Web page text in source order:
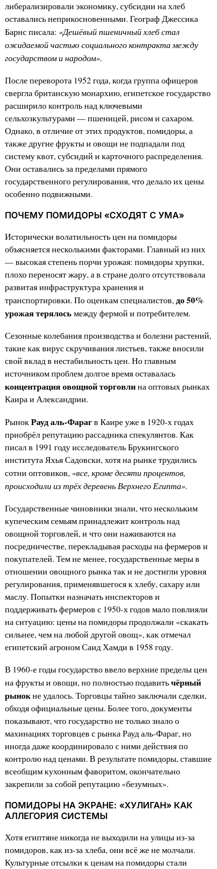
либерализировали экономику, субсидии на хлеб
оставались неприкосновенными. Географ Джессика
Барнс писала: «Дешёвый пшеничный хлеб стал
ожидаемой частью социального контракта между
государством и народом».
После переворота 1952 года, когда группа офицеров
свергла британскую монархию, египетское государство
расширило контроль над ключевыми
сельхозкультурами — пшеницей, рисом и сахаром.
Однако, в отличие от этих продуктов, помидоры, а
также другие фрукты и овощи не подпадали под
систему квот, субсидий и карточного распределения.
Они оставались за пределами прямого
государственного регулирования, что делало их цены
особенно подвижными.
ПОЧЕМУ ПОМИДОРЫ «СХОДЯТ С УМА»
Исторически волатильность цен на помидоры
объясняется несколькими факторами. Главный из них
— высокая степень порчи урожая: помидоры хрупки,
плохо переносят жару, а в стране долго отсутствовала
развитая инфраструктура хранения и
транспортировки. По оценкам специалистов,до 50%
урожая терялось между фермой и потребителем.
Сезонные колебания производства и болезни растений,
такие как вирус скручивания листьев, также вносили
свой вклад в нестабильность цен. Но главным
источником проблем долгое время оставалась
концентрация овощной торговлина оптовых рынках
Каира и Александрии.
РынокРауд аль-Фарагв Каире уже в 1920-х годах
приобрёл репутацию рассадника спекулянтов. Как
писал в 1991 году исследователь Брукингского
института Яхья Садовски, хотя на рынке трудились
сотни оптовиков, «все, кроме десяти процентов,
происходили из трёх деревень Верхнего Египта».
Государственные чиновники знали, что нескольким
купеческим семьям принадлежит контроль над
овощной торговлей, и что они наживаются на
посредничестве, перекладывая расходы на фермеров и
покупателей. Тем не менее, государственные меры в
отношении овощного рынка так и не достигли уровня
регулирования, применявшегося к хлебу, сахару или
маслу. Попытки назначать инспекторов и
поддерживать фермеров с 1950-х годов мало повлияли
на ситуацию: цены на помидоры продолжали «скакать
сильнее, чем на любой другой овощ», как отмечал
египетский агроном Саид Хамди в 1958 году.
В 1960-е годы государство ввело верхние пределы цен
на фрукты и овощи, но полностью подавитьчёрный
рынокне удалось. Торговцы тайно заключали сделки,
обходя официальные цены. Более того, документы
показывают, что государство не только знало о
махинациях торговцев с рынка Рауд аль-Фараг, но
иногда даже координировало с ними действия по
контролю над ценами. В результате помидоры, ставшие
всеобщим кухонным фаворитом, окончательно
закрепили за собой репутацию «безумных».
ПОМИДОРЫ НА ЭКРАНЕ: «ХУЛИГАН» КАК
АЛЛЕГОРИЯ СИСТЕМЫ
Хотя египтяне никогда не выходили на улицы из-за
помидоров, как из-за хлеба, они всё же не молчали.
Культурные отсылки к ценам на помидоры стали